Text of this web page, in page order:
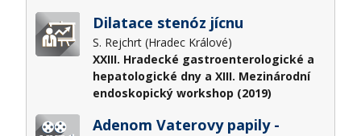
Dilatace stenóz jícnu
S. Rejchrt (Hradec Králové)
XXIII. Hradecké gastroenterologické a
hepatologické dny a XIII. Mezinárodní
endoskopický workshop (2019)
Adenom Vaterovy papily -